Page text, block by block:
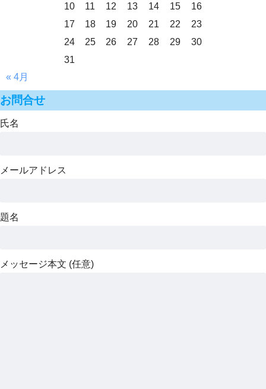
10
11 12 13 14 15
16
17
18 19 20 21 22
23
24
25 26 27 28 29
30
31
« 4月
お問合せ
氏名
メールアドレス
題名
メッセージ本文 (任意)